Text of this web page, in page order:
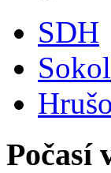
SDH
Sokol
Počasí